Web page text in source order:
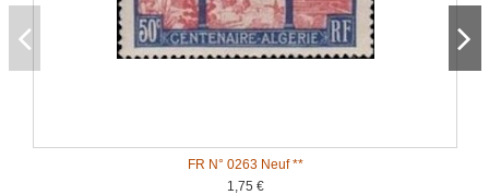
FR N° 0263 Neuf **
1,75 €